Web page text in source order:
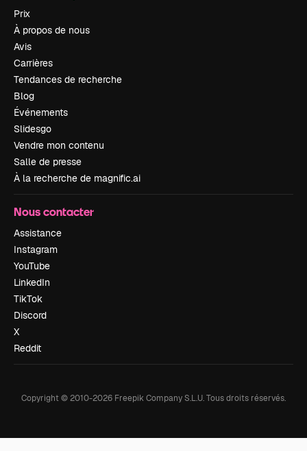
Prix
À propos de nous
Avis
Carrières
Tendances de recherche
Blog
Événements
Slidesgo
Vendre mon contenu
Salle de presse
À la recherche de magnific.ai
Nous contacter
Assistance
Instagram
YouTube
LinkedIn
TikTok
Discord
X
Reddit
Copyright © 2010-2026 Freepik Company S.L.U.Tous droits réservés.